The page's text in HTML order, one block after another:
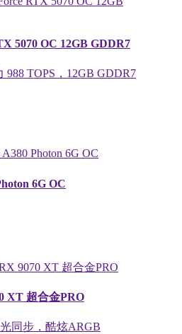
5070 OC 12GB GDDR7
988 TOPS，12GB GDDR7
6G OC
XT 超合金PRO
同步，酷炫ARGB